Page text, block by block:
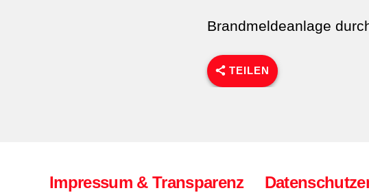
Brandmeldeanlage
TEILEN
Impressum & Transparenz